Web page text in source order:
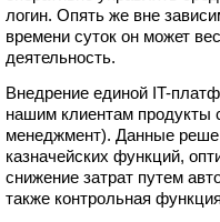
логин. Опять же вне
времени суток он может
деятельность.
Внедрение единой IT-
нашим клиентам продукты
менеджмент). Данные
казначейских функций,
снижение затрат путем
также контрольная